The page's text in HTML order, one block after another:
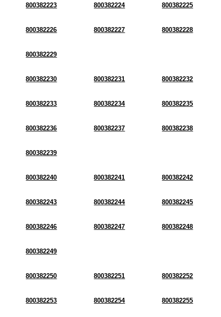
800382223 800382224 800382225
800382226 800382227 800382228
800382229
800382230 800382231 800382232
800382233 800382234 800382235
800382236 800382237 800382238
800382239
800382240 800382241 800382242
800382243 800382244 800382245
800382246 800382247 800382248
800382249
800382250 800382251 800382252
800382253 800382254 800382255